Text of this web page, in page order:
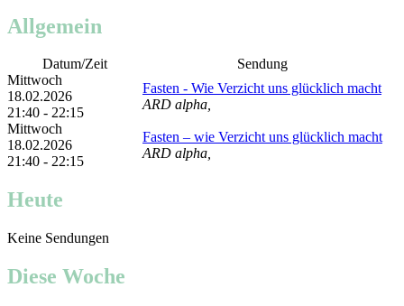
Allgemein
Datum/Zeit
Sendung
Mittwoch
18.02.2026
21:40 - 22:15
Fasten - Wie Verzicht uns glücklich macht
ARD alpha,
Mittwoch
18.02.2026
21:40 - 22:15
Fasten – wie Verzicht uns glücklich macht
ARD alpha,
Heute
Keine Sendungen
Diese Woche